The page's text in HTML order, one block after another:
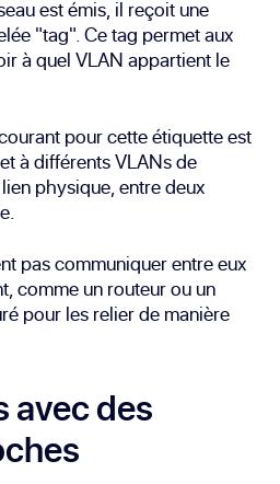
est émis, il reçoit une
"tag". Ce tag permet aux
à quel VLAN appartient le
pour cette étiquette est
à différents VLANs de
physique, entre deux
pas communiquer entre eux
comme un routeur ou un
pour les relier de manière
avec des